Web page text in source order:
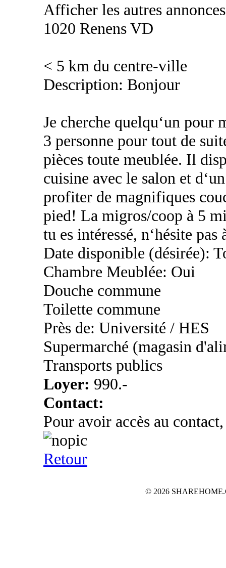
Afficher les autres
1020 Renens VD
< 5 km du centre-ville
Description: Bonjour
Je cherche quelqu‘un pour
3 personne pour tout de
pièces toute meublée. Il
cuisine avec le salon et
profiter de magnifiques
pied! La migros/coop à 5
tu es intéressé, n‘hésite
Date disponible (désirée):
Chambre Meublée: Oui
Douche commune
Toilette commune
Près de: Université / HES
Supermarché (magasin
Transports publics
Loyer: 990.-
Contact:
Pour avoir accès au
Retour
© 2026